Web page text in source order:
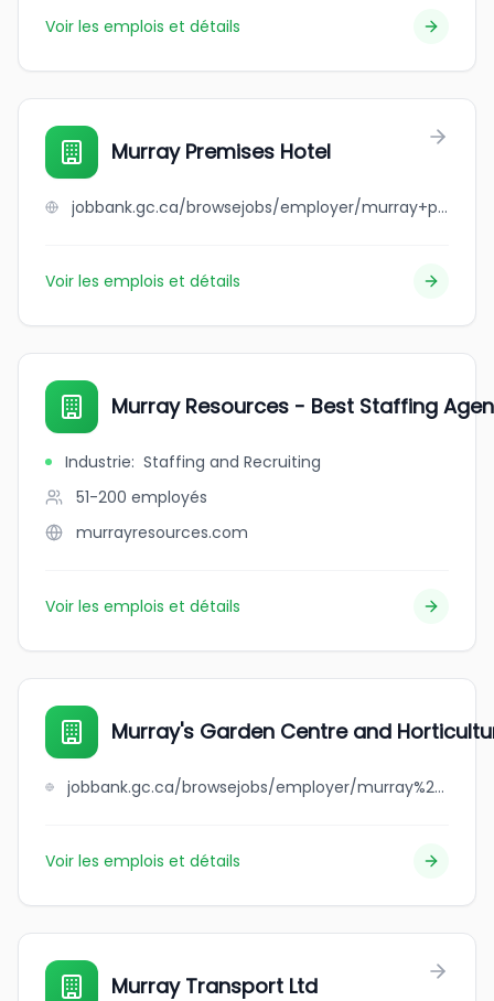
Voir les emplois et détails
Murray Premises Hotel
jobbank.gc.ca/browsejobs/employer/murray+premises+hotel/ca
Voir les emplois et détails
Murray Resources - Best Staffing
Industrie: Staffing and Recruiting
51-200 employés
murrayresources.com
Voir les emplois et détails
Murray's Garden Centre and
jobbank.gc.ca/browsejobs/employer/murray%27s+garden+centre+and+horticultural+services+ltd./ca
Voir les emplois et détails
Murray Transport Ltd